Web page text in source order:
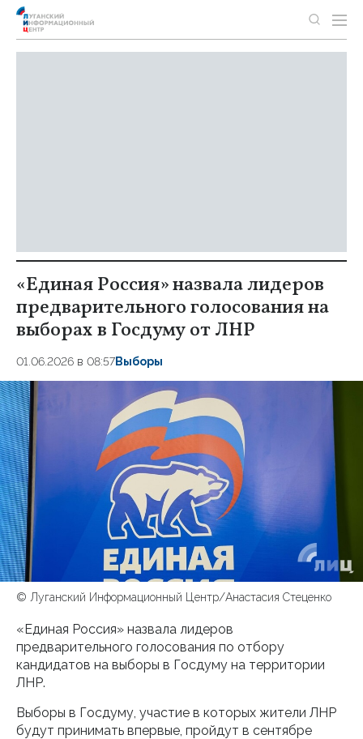
«Единая Россия» назвала лидеров
предварительного голосования на
выборах в Госдуму от ЛНР
01.06.2026 в 08:57Выборы
© Луганский Информационный Центр/Анастасия Стеценко
«Единая Россия» назвала лидеров
предварительного голосования по отбору
кандидатов на выборы в Госдуму на территории
ЛНР.
Выборы в Госдуму, участие в которых жители ЛНР
будут принимать впервые, пройдут в сентябре